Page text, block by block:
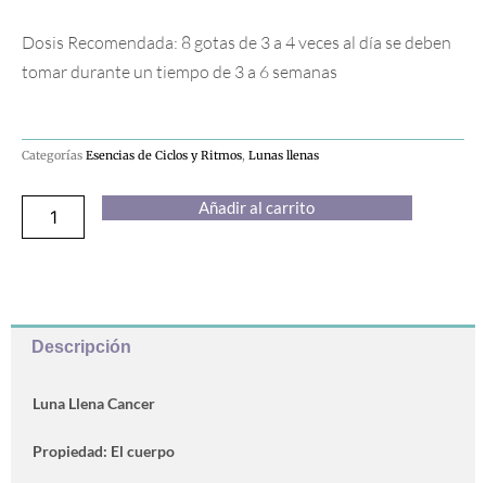
Dosis Recomendada: 8 gotas de 3 a 4 veces al día se deben
tomar durante un tiempo de 3 a 6 semanas
Categorías Esencias de Ciclos y Ritmos, Lunas llenas
Llena
Añadir al carrito
Descripción
Luna Llena Cancer
Propiedad: El cuerpo